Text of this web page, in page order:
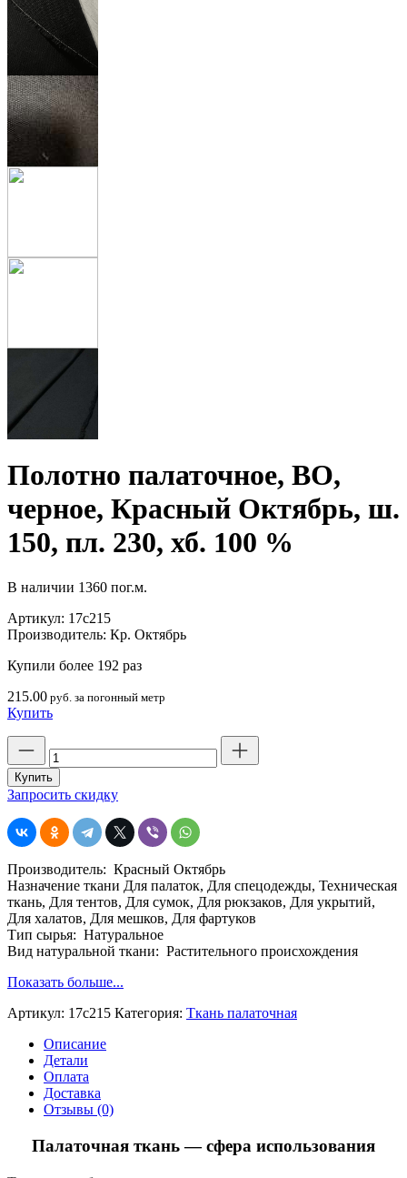
Полотно палаточное, ВО,
черное, Красный Октябрь, ш.
150, пл. 230, хб. 100 %
В наличии 1360 пог.м.
Артикул: 17с215
Производитель: Кр. Октябрь
Купили более 192 раз
215.00 руб. за погонный метр
Купить
товара
Полотно
палаточное,
черное,
Красный
ш.
150,
пл.
230,
хб.
100
Купить
Запросить скидку
Производитель: Красный Октябрь
Назначение ткани Для палаток, Для спецодежды, Техническая
ткань, Для тентов, Для сумок, Для рюкзаков, Для укрытий,
Для халатов, Для мешков, Для фартуков
Тип сырья: Натуральное
Вид натуральной ткани: Растительного происхождения
Показать больше...
Артикул: 17с215 Категория: Ткань палаточная
Описание
Детали
Оплата
Доставка
Отзывы (0)
Палаточная ткань — сфера использования